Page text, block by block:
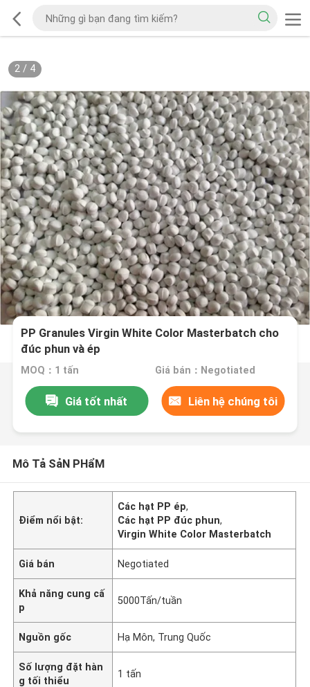
2/ 4
PP Granules Virgin White Color Masterbatch cho
đúc phun và ép
MOQ：1 tấn Giá bán：Negotiated
Giá tốt nhất Liên hệ chúng tôi
Mô Tả SảN PHẩM
Điểm nổi bật:
Các hạt PP ép,
Các hạt PP đúc phun,
Virgin White Color Masterbatch
Giá bán Negotiated
Khả năng cung cấ
p
5000Tấn/tuần
Nguồn gốc Hạ Môn, Trung Quốc
Số lượng đặt hàn
g tối thiểu
1 tấn